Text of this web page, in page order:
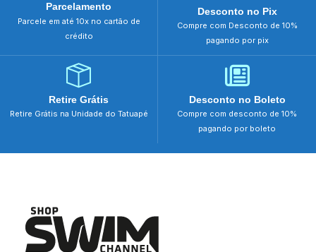
Parcelamento
Parcele em até 10x no cartão de
crédito
Desconto no Pix
Compre com Desconto de 10%
pagando por pix
Retire Grátis
Retire Grátis na Unidade do Tatuapé
Desconto no Boleto
Compre com desconto de 10%
pagando por boleto